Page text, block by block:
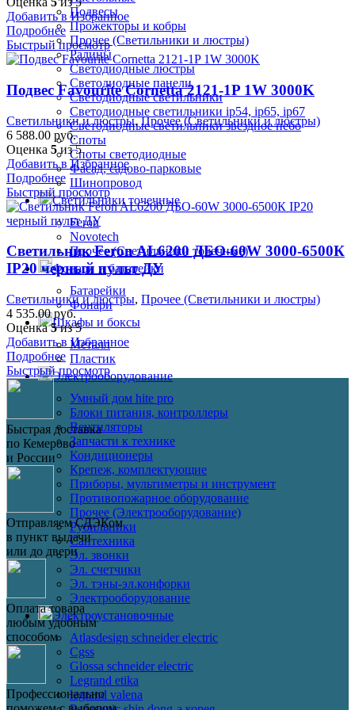
Подвесы
Прожекторы и кобры
Прочее (Светильники и люстры)
Ралины
Светодиодные люстры
Светодиодные панели
Светодиодные светильники
Светодиодные светильники ip54, ip65, ip67
Светодиодные светильники звездное небо
Споты
Споты светодиодные
Фасад, садово-парковые
Шинопровод
Светильники точечные
Feron
Novotech
Прочее (Светильники точечные)
Фонари и батарейки
Батарейки
Фонари
Шкафы и боксы
Металл
Пластик
Электрооборудование
Умный дом hite pro
Блоки питания, контроллеры
Вентиляторы
Запчасти к технике
Кондиционеры
Крепеж, комплектующие
Приборы, мультиметры и инструмент
Противопожарное оборудование
Прочее (Электрооборудование)
Рубильники
Сантехника
Эл. звонки
Эл. счетчики
Эл. тэны-эл.конфорки
Электрооборудование
Электроустановочные
Atlasdesign schneider electric
Cgss
Glossa schneider electric
Legrand etika
legrand valena
Добавить в Избранное
Подробнее
Быстрый просмотр
Подвес Favourite Cornetta 2121-1P 1W 3000K
Светильники и люстры,Прочее (Светильники и люстры)
6 588.00 руб.
Оценка 5из 5
Добавить в Избранное
Подробнее
Быстрый просмотр
Светильник Feron AL6200 ДБО-60W 3000-6500К
IP20 черный пульт ДУ
Светильники и люстры, Прочее (Светильники и люстры)
4 535.00руб.
Оценка5из 5
Добавить в Избранное
Подробнее
Быстрый просмотр
Быстрая доставка
по Кемерово
и России
Отправляем СДЭКом
в пункт выдачи
или до двери
Оплата товара
любым удобным
способом
Профессионально